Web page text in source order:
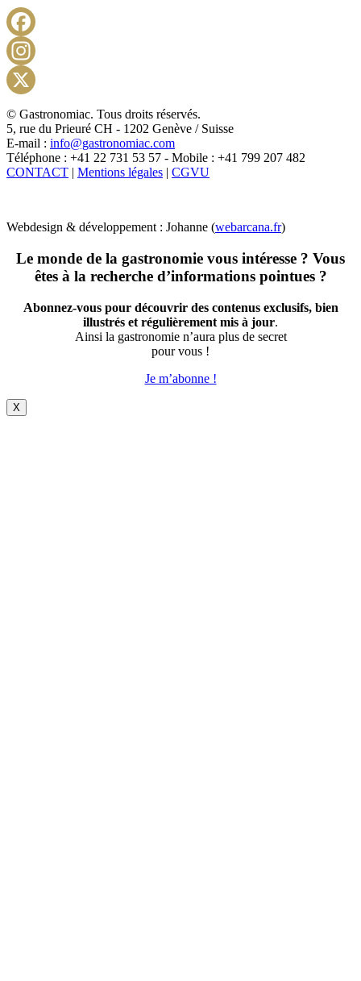
X
© Gastronomiac. Tous droits réservés.
5, rue du Prieuré CH - 1202 Genève / Suisse
E-mail : info@gastronomiac.com
Téléphone : +41 22 731 53 57 - Mobile : +41 799 207 482
CONTACT | Mentions légales | CGVU
Webdesign & développement : Johanne (webarcana.fr)
Le monde de la gastronomie vous intéresse ? Vous
êtes à la recherche d’informations pointues ?
Abonnez-vous pour découvrir des contenus exclusifs, bien
illustrés et régulièrement mis à jour.
Ainsi la gastronomie n’aura plus de secret
pour vous !
Je m’abonne !
X